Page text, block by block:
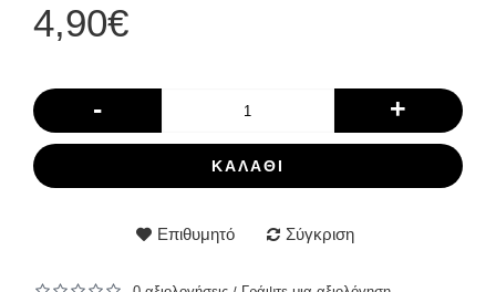
4,90€
- +
ΚΑΛΆΘΙ
Επιθυμητό Σύγκριση